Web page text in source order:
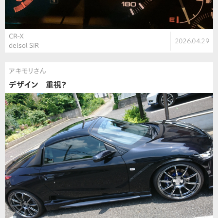
CR-X
delsol SiR
2026.04.29
アキモリさん
デザイン 重視？